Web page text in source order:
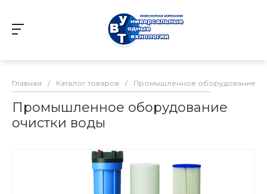
Главная / Каталог товаров / Промышленное оборудование
Промышленное оборудование
очистки воды